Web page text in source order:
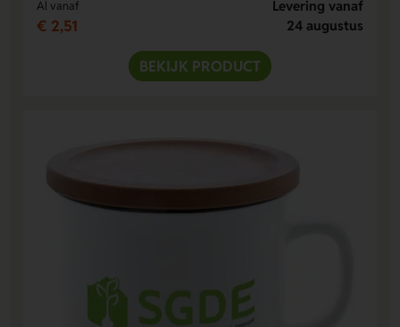
Al vanaf
€ 2,51
Levering vanaf
24 augustus
BEKIJK PRODUCT